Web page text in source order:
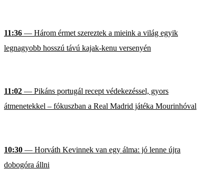
11:36 — Három érmet szereztek a mieink a világ egyik
legnagyobb hosszú távú kajak-kenu versenyén
11:02 — Pikáns portugál recept védekezéssel, gyors
átmenetekkel – fókuszban a Real Madrid játéka Mourinhóval
10:30 — Horváth Kevinnek van egy álma: jó lenne újra
dobogóra állni